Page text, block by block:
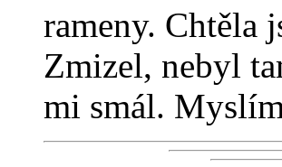
rameny. Chtěla
Zmizel, nebyl
mi smál.